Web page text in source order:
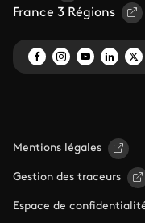
France 3 Régions
Mentions légales
Gestion des traceurs
Espace de